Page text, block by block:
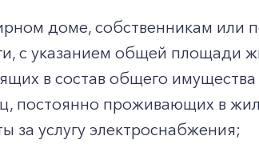
доме, собственникам или
с указанием общей площади
в состав общего имущества
постоянно проживающих в
за услугу электроснабжения;